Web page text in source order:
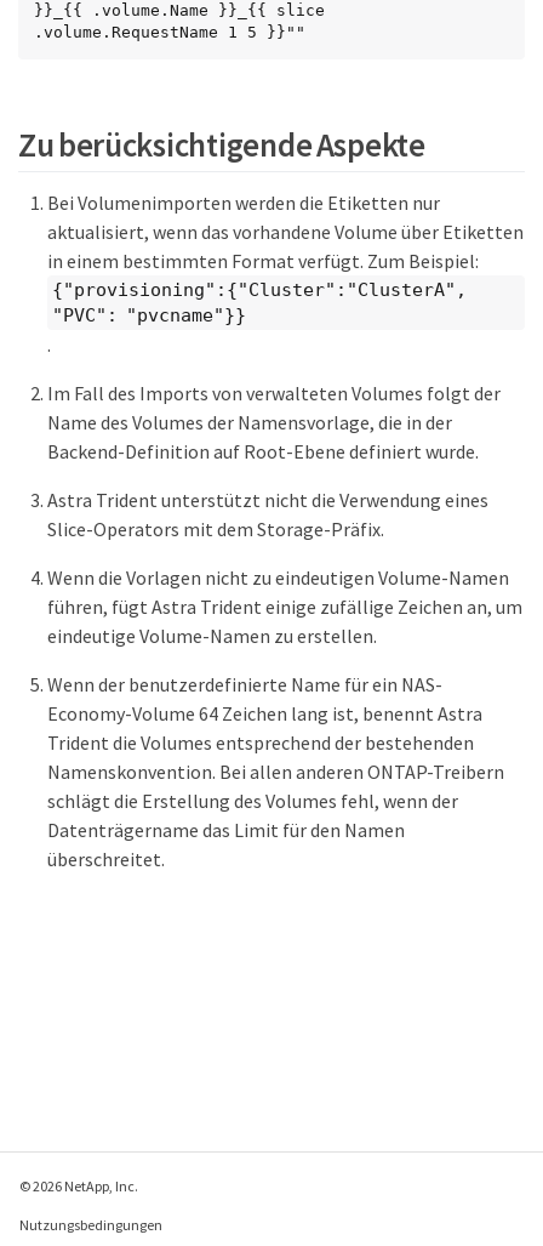
}}_{{ .volume.Name }}_{{ slice
.volume.RequestName 1 5 }}""
Zu berücksichtigende Aspekte
Bei Volumenimporten werden die Etiketten nur
aktualisiert, wenn das vorhandene Volume über Etiketten
in einem bestimmten Format verfügt. Zum Beispiel:
{"provisioning":{"Cluster":"ClusterA",
"PVC": "pvcname"}}
.
Im Fall des Imports von verwalteten Volumes folgt der
Name des Volumes der Namensvorlage, die in der
Backend-Definition auf Root-Ebene definiert wurde.
Astra Trident unterstützt nicht die Verwendung eines
Slice-Operators mit dem Storage-Präfix.
Wenn die Vorlagen nicht zu eindeutigen Volume-Namen
führen, fügt Astra Trident einige zufällige Zeichen an, um
eindeutige Volume-Namen zu erstellen.
Wenn der benutzerdefinierte Name für ein NAS-
Economy-Volume 64 Zeichen lang ist, benennt Astra
Trident die Volumes entsprechend der bestehenden
Namenskonvention. Bei allen anderen ONTAP-Treibern
schlägt die Erstellung des Volumes fehl, wenn der
Datenträgername das Limit für den Namen
überschreitet.
© 2026 NetApp, Inc.
Nutzungsbedingungen